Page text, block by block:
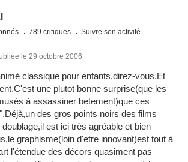
789 critiques Suivre son activité
le 29 octobre 2006
classique pour enfants,direz-vous.Et
une plutot bonne surprise(que les
à assassiner betement)que ces
des gros points noirs des films
est ici très agréable et bien
graphisme(loin d'etre innovant)est tout à
l'étendue des décors quasiment pas